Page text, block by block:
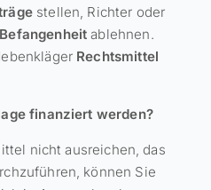
stellen, Richter oder
Befangenheit ablehnen.
Rechtsmittel
finanziert werden?
nicht ausreichen, das
können Sie